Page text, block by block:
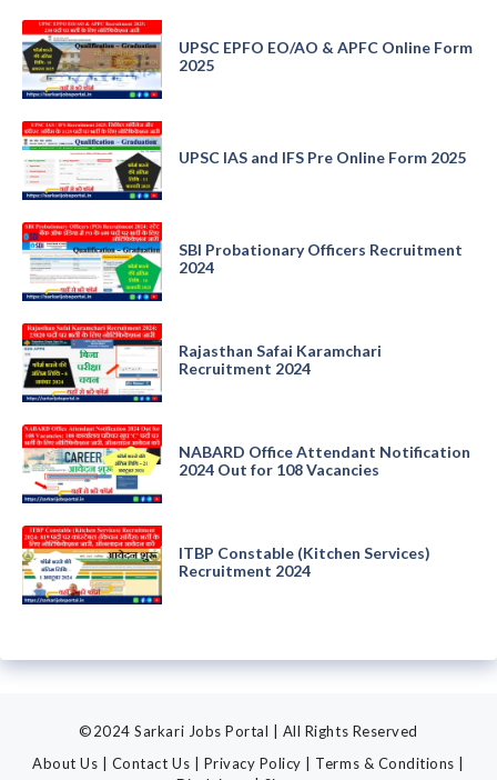
UPSC EPFO EO/AO & APFC Online Form
2025
UPSC IAS and IFS Pre Online Form 2025
SBI Probationary Officers Recruitment
2024
Rajasthan Safai Karamchari
Recruitment 2024
NABARD Office Attendant Notification
2024 Out for 108 Vacancies
ITBP Constable (Kitchen Services)
Recruitment 2024
©2024 Sarkari Jobs Portal | All Rights Reserved
About Us
Contact Us Privacy Policy Terms & Conditions